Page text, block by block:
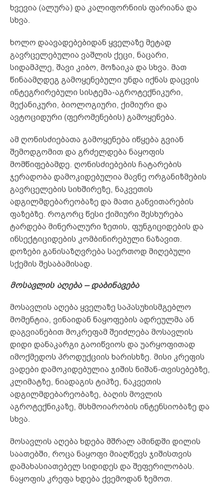
ხვევია (ალურა) და კალიფორნიის ფარიანა და
სხვა.
ხოლო დაავადებებიდან ყველაზე მეტად
გავრცელებულია ვაშლის ქეცი, ნაცარი,
სიდამპლე, შავი კიბო, მოზაიკა და სხვა. მათ
წინაამღდეგ გამოყენებული უნდა იქნას დაცვის
ინტეგრირებული სისტემა-აგროტექნიკური,
მექანიკური, ბიოლოგიური, ქიმიური და
ავტოციდური (ფერომენების) გამოყენება.
ამ ღონისძიებათა გამოყენება იწყება გვიან
შემოდგომით და გრძელდება ნაყოფის
მომწიფებამდე. ღონისძიებების ჩატარების
ჯერადობა დამოკიდებულია მავნე ორგანიზმების
გავრცელების სიხშირეზე, ნაკვეთის
ადგილმდებარეობაზე და მათი განვითარების
ფაზებზე. როგორც წესი ქიმიური შესხურება
ტარდება მინერალური ზეთის, ფუნგიციდების და
ინსექტიციდების კომბინირებული ნაზავით.
დოზები განისაზღვრება საერთოდ მიღებული
სქემის შესაბამისად.
მოსავლის აღება – დაბინავება
მოსავლის აღება ყველაზე საპასუხისმგებლო
მომენტია, ვინაიდან ნაყოფების ადრეულმა ან
დაგვიანებით მოკრეფამ შეიძლება მოსავლის
დიდი დანაკარგი გაოიწვიოს და უარყოფითად
იმოქმედოს პროდუქციის ხარისხზე. მისი კრეფის
ვადები დამოკიდებულია ჯიშის ნიშან-თვისებებზე,
კლიმატზე, ნიადაგის ტიპზე, ნაკვეთის
ადგილმდებარეობაზე, ბაღის მოვლის
აგროტექნიკაზე, მსხმოიარობის ინტენსიობაზე და
სხვა.
მოსავლის აღება ხდება მშრალ ამინდში დილის
საათებში, როცა ნაყოფი მიაღწევს ჯიშისთვის
დამახასიათებელ სიდიდეს და შეფერილობას.
ნაყოფის კრეფა ხდება ქვემოდან ზემოთ.